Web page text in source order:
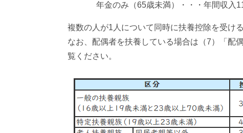
年金のみ（65歳未満）・・・年間収入
複数の人が1人について同時に扶養控除を受け
なお、配偶者を扶養している場合は（7）「配
覧ください。